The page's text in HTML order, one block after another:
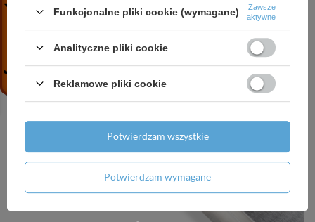
Funkcjonalne pliki cookie (wymagane)
Zawsze
aktywne
Analityczne pliki cookie
Reklamowe pliki cookie
Potwierdzam wymagane
Potwierdzam wszystkie